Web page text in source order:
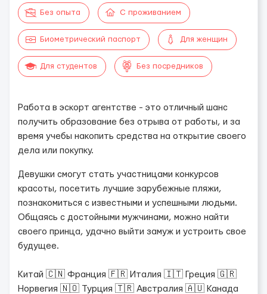
Без опыта С проживанием
Биометрический паспорт Для женщин
Для студентов Без посредников
Работа в эскорт агентстве - это отличный шанс
получить образование без отрыва от работы, и за
время учебы накопить средства на открытие своего
дела или покупку.
Девушки смогут стать участницами конкурсов
красоты, посетить лучшие зарубежные пляжи,
познакомиться с известными и успешными людьми.
Общаясь с достойными мужчинами, можно найти
своего принца, удачно выйти замуж и устроить свое
будущее.
Китай 🇨🇳 Франция 🇫🇷 Италия 🇮🇹 Греция 🇬🇷
Норвегия 🇳🇴 Турция 🇹🇷 Австралия 🇦🇺 Канада